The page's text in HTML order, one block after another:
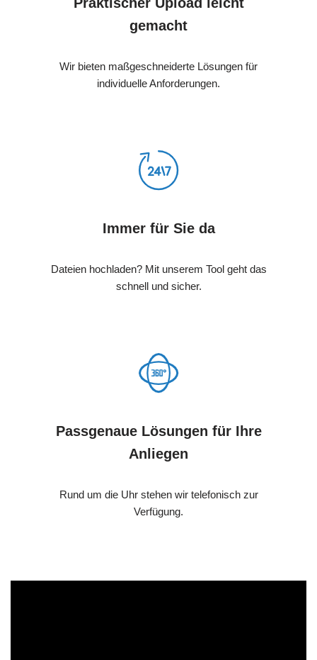
gemacht
Wir bieten maßgeschneiderte Lösungen für
individuelle Anforderungen.
Immer für Sie da
Dateien hochladen? Mit unserem Tool geht das
schnell und sicher.
Passgenaue Lösungen für Ihre
Anliegen
Rund um die Uhr stehen wir telefonisch zur
Verfügung.